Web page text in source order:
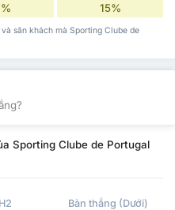
15%
sân khách mà Sporting Clube de
Sporting Clube de Portugal
Bàn thắng (Dưới)